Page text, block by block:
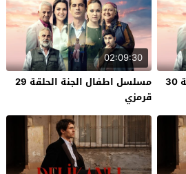
مسلسل اطفال الجنة الحلقة 30
02:09:30
مسلسل اطفال الجنة الحلقة 29
قرمزي